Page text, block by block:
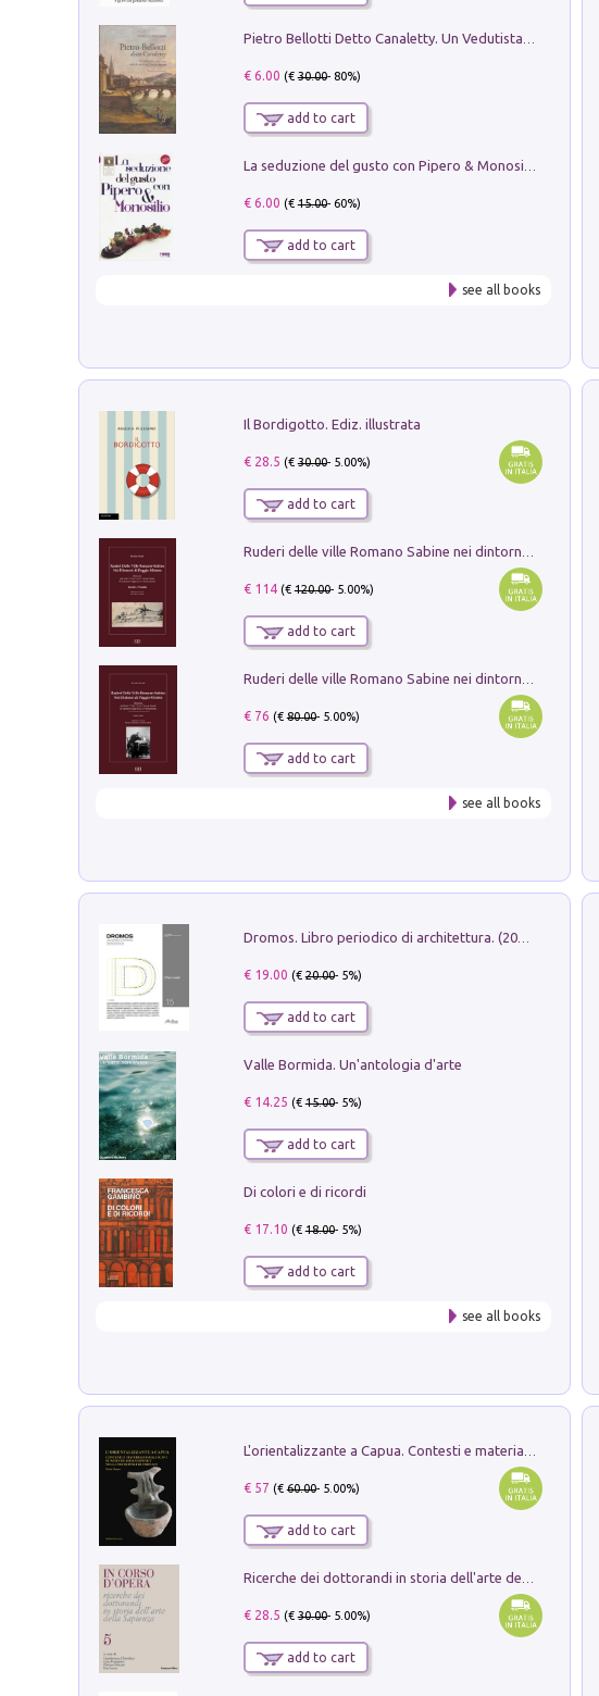
€ 6.00 (€30.00- 80%)
add to cart
€ 6.00 (€15.00- 60%)
add to cart
see all books
Il Bordigotto. Ediz. illustrata
€ 28.5 (€30.00- 5.00%)
add to cart
€ 114(€120.00- 5.00%)
add to cart
€ 76 (€80.00- 5.00%)
add to cart
see all books
Dromos. Libro periodico di architettura. (2026). Vol. 15: Post-model
€ 19.00 (€20.00- 5%)
add to cart
Valle Bormida. Un'antologia d'arte
€ 14.25 (€15.00- 5%)
add to cart
Di colori e di ricordi
€ 17.10 (€18.00- 5%)
add to cart
see all books
€ 57 (€60.00- 5.00%)
add to cart
€ 28.5 (€30.00- 5.00%)
add to cart